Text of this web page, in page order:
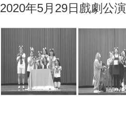
2020年5月29日戲劇公演